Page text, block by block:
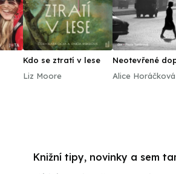
Kdo se ztratí v lese
Liz Moore
Neotevřené
Alice Horáčková
Knižní tipy, novinky a sem